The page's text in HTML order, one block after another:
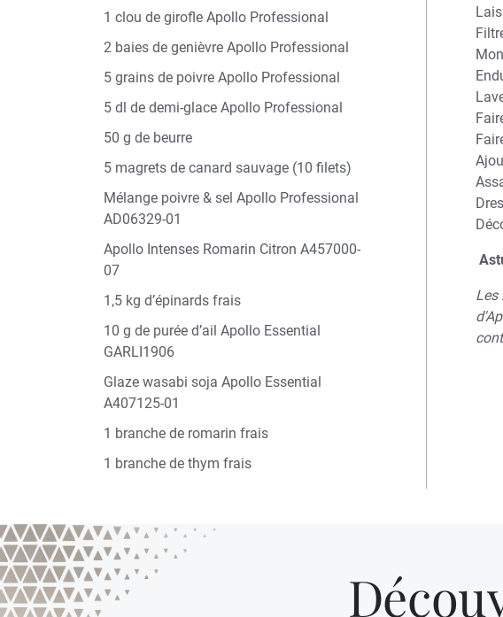
1 clou de girofle Apollo Professional
2 baies de genièvre Apollo Professional
5 grains de poivre Apollo Professional
5 dl de demi-glace Apollo Professional
50 g de beurre
5 magrets de canard sauvage (10 filets)
Mélange poivre & sel Apollo Professional
AD06329-01
Apollo Intenses Romarin Citron A457000-
07
1,5 kg d’épinards frais
10 g de purée d’ail Apollo Essential
GARLI1906
Glaze wasabi soja Apollo Essential
A407125-01
1 branche de romarin frais
1 branche de thym frais
Les